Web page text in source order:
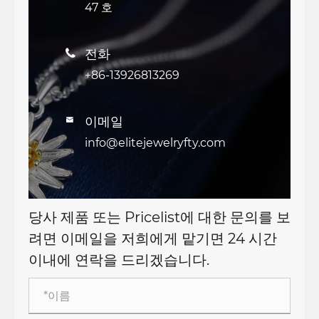
47 호
 전화
+86-13926813269
 이메일
info@elitejewelryfty.com
당사 제품 또는 Pricelist에 대한 문의를 보
려면 이메일을 저희에게 맡기면 24 시간
이내에 연락을 드리겠습니다.